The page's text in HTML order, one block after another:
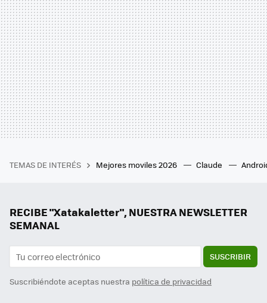
TEMAS DE INTERÉS Mejores moviles 2026 Claude
RECIBE "Xatakaletter", NUESTRA NEWSLETTER
SEMANAL
SUSCRIBIR
Suscribiéndote aceptas nuestra política de privacidad